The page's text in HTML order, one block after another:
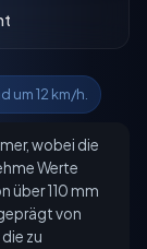
um 12 km/h.
wobei die
Werte
über 110 mm
von
zu